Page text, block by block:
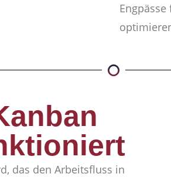
das den Arbeitsfluss in